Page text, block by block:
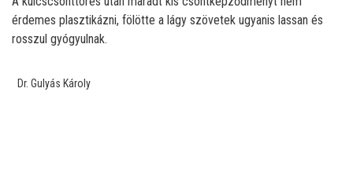
érdemes plasztikázni, fölötte a lágy szövetek ugyanis lassan és
rosszul gyógyulnak.
Dr. Gulyás Károly